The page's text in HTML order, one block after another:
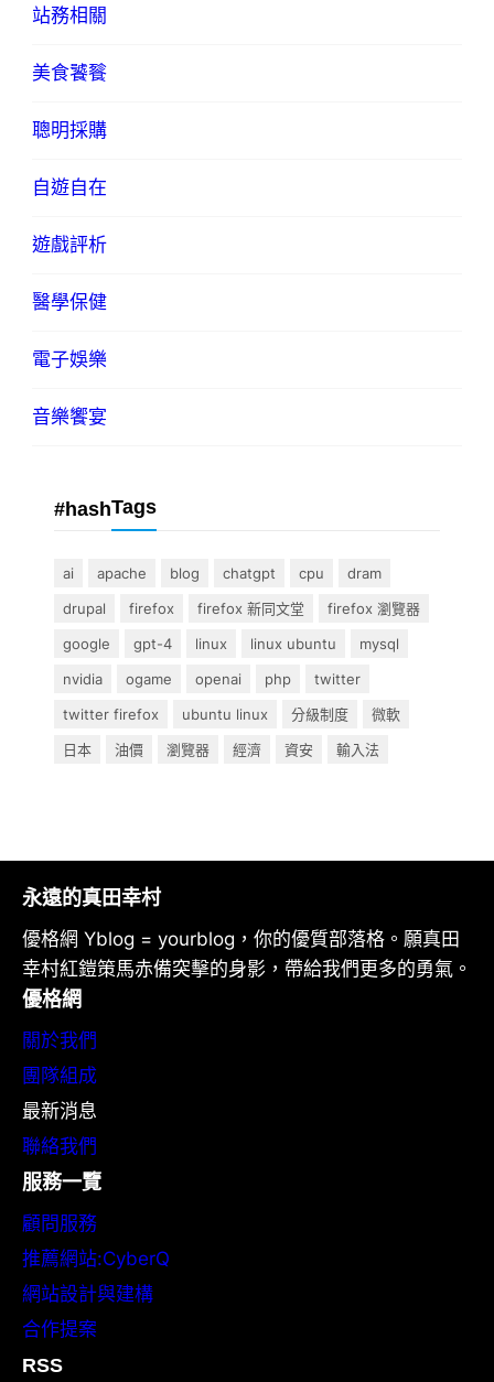
站務相關
美食饕餮
聰明採購
自遊自在
遊戲評析
醫學保健
電子娛樂
音樂饗宴
#hashTags
ai apache blog chatgpt cpu
dram
drupal
firefox firefox 新同文堂
firefox 瀏覽器
google
gpt-4 linux linux ubuntu
mysql
nvidia
ogame openai php
twitter
twitter firefox
ubuntu linux 分級制度
微軟
日本
油價 瀏覽器 經濟 資安 輸入法
永遠的真田幸村
優格網 Yblog = yourblog，你的優質部落格。願真田
幸村紅鎧策馬赤備突擊的身影，帶給我們更多的勇氣。
優格網
關於我們
團隊組成
最新消息
聯絡我們
服務一覽
顧問服務
推薦網站:CyberQ
網站設計與建構
合作提案
RSS